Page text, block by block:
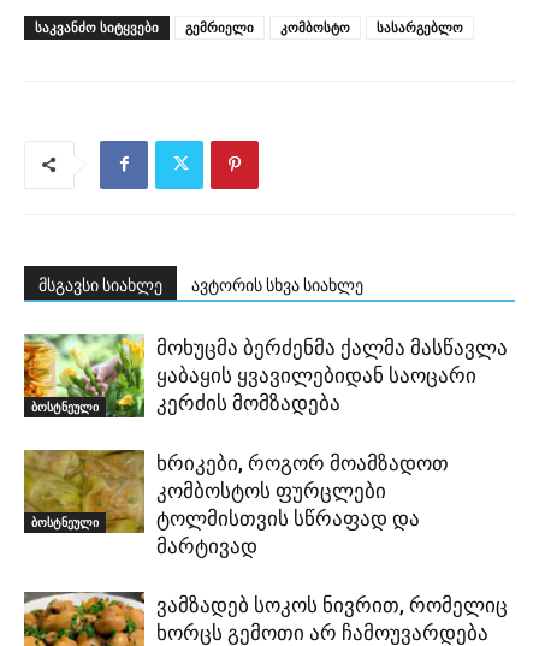
ᲡᲐᲙᲕᲐᲜᲫᲝ ᲡᲘᲢᲧᲕᲔᲑᲘ გემრიელი კომბოსტო სასარგებლო
მსგავსი სიახლე ავტორის სხვა სიახლე
ბოსტნეული
მოხუცმა ბერძენმა ქალმა მასწავლა
ყაბაყის ყვავილებიდან საოცარი
კერძის მომზადება
ბოსტნეული
ხრიკები, როგორ მოამზადოთ
კომბოსტოს ფურცლები
ტოლმისთვის სწრაფად და
მარტივად
ვამზადებ სოკოს ნივრით, რომელიც
ხორცს გემოთი არ ჩამოუვარდება